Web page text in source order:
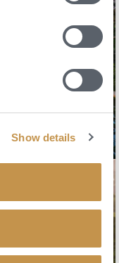
Show details